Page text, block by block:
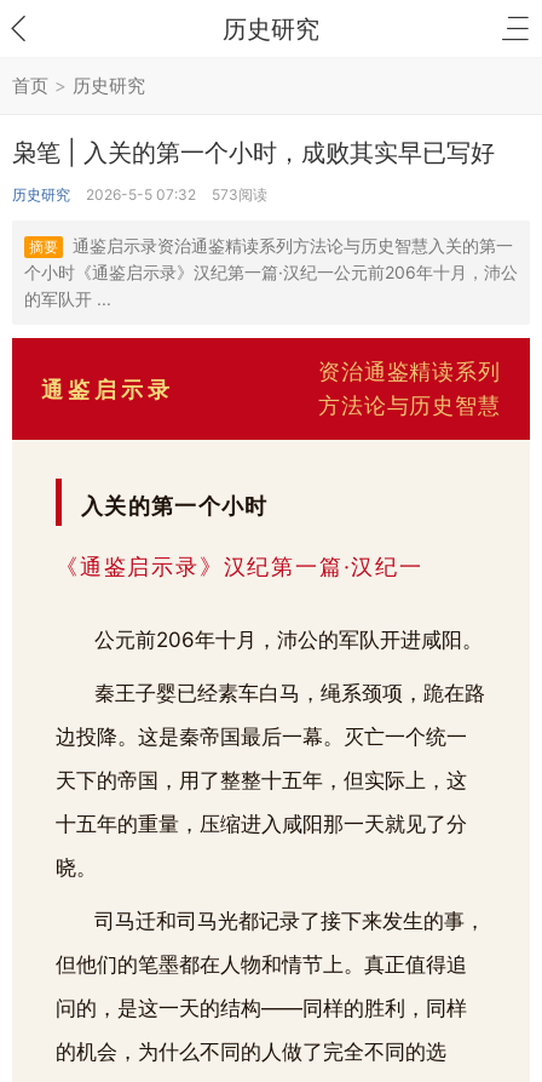
历史研究
首页 > 历史研究
枭笔 | 入关的第一个小时，成败其实早已写好
历史研究 2026-5-5 07:32 573阅读
摘要
通鉴启示录资治通鉴精读系列方法论与历史智慧入关的第一
个小时《通鉴启示录》汉纪第一篇·汉纪一公元前206年十月，沛公
的军队开 ...
通鉴启示录
资治通鉴精读系列
方法论与历史智慧
入关的第一个小时
《通鉴启示录》汉纪第一篇·汉纪一
公元前206年十月，沛公的军队开进咸阳。
秦王子婴已经素车白马，绳系颈项，跪在路
边投降。这是秦帝国最后一幕。灭亡一个统一
天下的帝国，用了整整十五年，但实际上，这
十五年的重量，压缩进入咸阳那一天就见了分
晓。
司马迁和司马光都记录了接下来发生的事，
但他们的笔墨都在人物和情节上。真正值得追
问的，是这一天的结构——同样的胜利，同样
的机会，为什么不同的人做了完全不同的选